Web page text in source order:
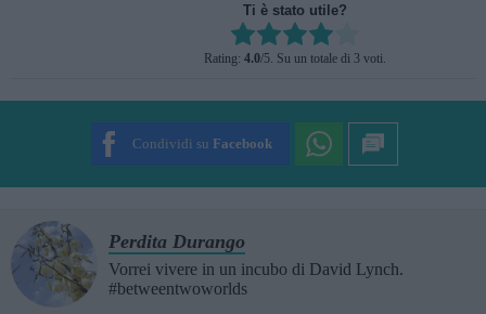
Ti è stato utile?
Rate this item:
SUBMIT RATING
Rating: 4.0/5. Su un totale di 3 voti.
Condividi su Facebook
Perdita Durango
Vorrei vivere in un incubo di David Lynch.
#betweentwoworlds